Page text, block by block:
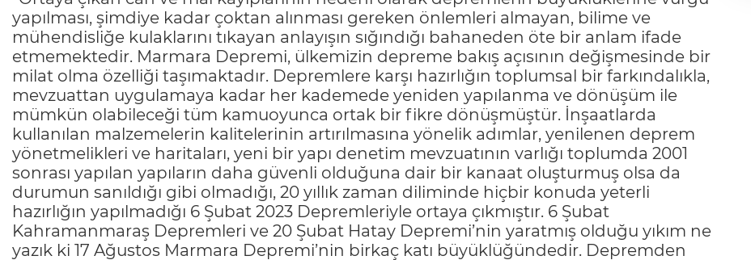
yapılması, şimdiye kadar çoktan alınması gereken önlemleri almayan, bilime ve
mühendisliğe kulaklarını tıkayan anlayışın sığındığı bahaneden öte bir anlam ifade
etmemektedir. Marmara Depremi, ülkemizin depreme bakış açısının değişmesinde bir
milat olma özelliği taşımaktadır. Depremlere karşı hazırlığın toplumsal bir farkındalıkla,
mevzuattan uygulamaya kadar her kademede yeniden yapılanma ve dönüşüm ile
mümkün olabileceği tüm kamuoyunca ortak bir fikre dönüşmüştür. İnşaatlarda
kullanılan malzemelerin kalitelerinin artırılmasına yönelik adımlar, yenilenen deprem
yönetmelikleri ve haritaları, yeni bir yapı denetim mevzuatının varlığı toplumda 2001
sonrası yapılan yapıların daha güvenli olduğuna dair bir kanaat oluşturmuş olsa da
durumun sanıldığı gibi olmadığı, 20 yıllık zaman diliminde hiçbir konuda yeterli
hazırlığın yapılmadığı 6 Şubat 2023 Depremleriyle ortaya çıkmıştır. 6 Şubat
Kahramanmaraş Depremleri ve 20 Şubat Hatay Depremi’nin yaratmış olduğu yıkım ne
yazık ki 17 Ağustos Marmara Depremi’nin birkaç katı büyüklüğündedir. Depremden